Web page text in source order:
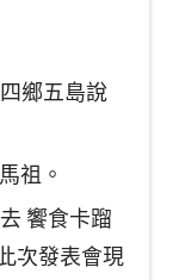
鄉五島說
祖。
饗食卡蹓
次發表會現